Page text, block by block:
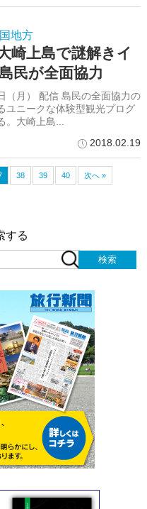
地方
崎上島で謎解きイ
民が全面協力
（月） 配信 島民の全面協力の
ユニークな体験型観光プログ
。大崎上島...
2018.02.19
38 39 40 次へ »
する